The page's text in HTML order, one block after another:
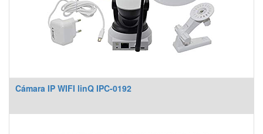
Cámara IP WIFI linQ IPC-0192